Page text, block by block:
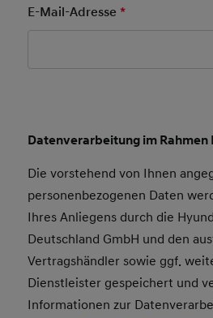
E-Mail-Adresse*
Datenverarbeitung im Rahmen
Die vorstehend von Ihnen
personenbezogenen Daten
Ihres Anliegens durch die
Deutschland GmbH und den
Vertragshändler sowie ggf.
Dienstleister gespeichert und
Informationen zur